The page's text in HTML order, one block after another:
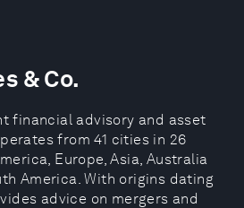
& Co.
financial advisory and asset
from 41 cities in 26
Europe, Asia, Australia
America. With origins dating
advice on mergers and